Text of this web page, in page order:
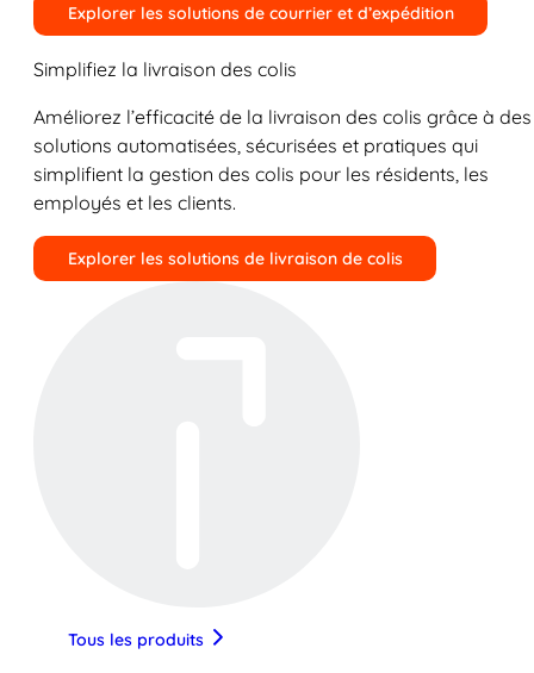
Explorer les solutions de courrier et d’expédition
Simplifiez la livraison des colis
Améliorez l’efficacité de la livraison des colis grâce à des
solutions automatisées, sécurisées et pratiques qui
simplifient la gestion des colis pour les résidents, les
employés et les clients.
Explorer les solutions de livraison de colis
Tous les produits